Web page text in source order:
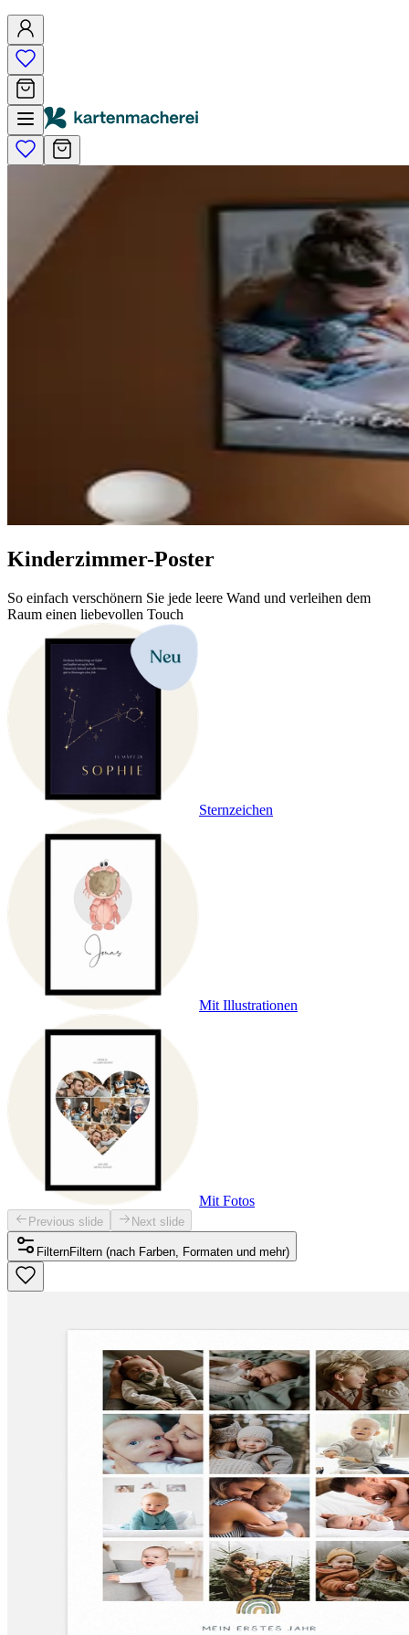
Kinderzimmer-Poster
So einfach verschönern Sie jede leere Wand und verleihen dem
Raum einen liebevollen Touch
Sternzeichen
Mit Illustrationen
Mit Fotos
Previous slide Next slide
FilternFiltern (nach Farben, Formaten und mehr)